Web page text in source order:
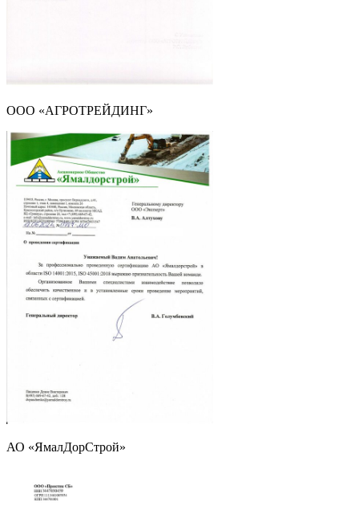
ООО «АГРОТРЕЙДИНГ»
АО «ЯмалДорСтрой»